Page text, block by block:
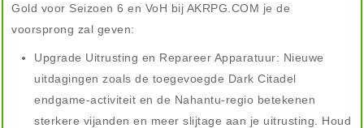
Gold voor Seizoen 6 en VoH bij AKRPG.COM je de
voorsprong zal geven:
Upgrade Uitrusting en Repareer Apparatuur: Nieuwe
uitdagingen zoals de toegevoegde Dark Citadel
endgame-activiteit en de Nahantu-regio betekenen
sterkere vijanden en meer slijtage aan je uitrusting. Houd